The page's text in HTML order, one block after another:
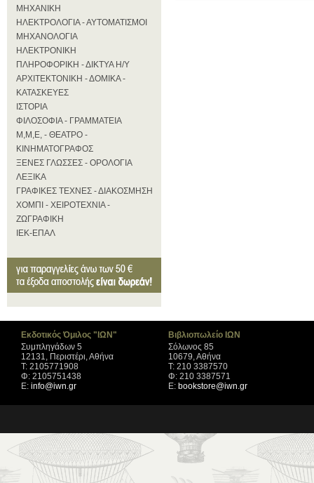
ΜΗΧΑΝΙΚΗ
ΗΛΕΚΤΡΟΛΟΓΙΑ - ΑΥΤΟΜΑΤΙΣΜΟΙ
ΜΗΧΑΝΟΛΟΓΙΑ
ΗΛΕΚΤΡΟΝΙΚΗ
ΠΛΗΡΟΦΟΡΙΚΗ - ΔΙΚΤΥΑ Η/Υ
ΑΡΧΙΤΕΚΤΟΝΙΚΗ - ΔΟΜΙΚΑ -
ΚΑΤΑΣΚΕΥΕΣ
ΙΣΤΟΡΙΑ
ΦΙΛΟΣΟΦΙΑ - ΓΡΑΜΜΑΤΕΙΑ
Μ,Μ,Ε, - ΘΕΑΤΡΟ -
ΚΙΝΗΜΑΤΟΓΡΑΦΟΣ
ΞΕΝΕΣ ΓΛΩΣΣΕΣ - ΟΡΟΛΟΓΙΑ
ΛΕΞΙΚΑ
ΓΡΑΦΙΚΕΣ ΤΕΧΝΕΣ - ΔΙΑΚΟΣΜΗΣΗ
ΧΟΜΠΙ - ΧΕΙΡΟΤΕΧΝΙΑ -
ΖΩΓΡΑΦΙΚΗ
ΙΕΚ-ΕΠΑΛ
Εκδοτικός Όμιλος "ΙΩΝ"
Συμπληγάδων 5
12131, Περιστέρι, Αθήνα
Τ: 2105771908
Φ: 2105751438
Ε: info@iwn.gr
Βιβλιοπωλείο ΙΩΝ
Σόλωνος 85
10679, Αθήνα
Τ: 210 3387570
Φ: 210 3387571
Ε: bookstore@iwn.gr